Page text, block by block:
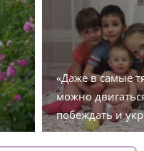
«Даже в самые
можно
побеждать и